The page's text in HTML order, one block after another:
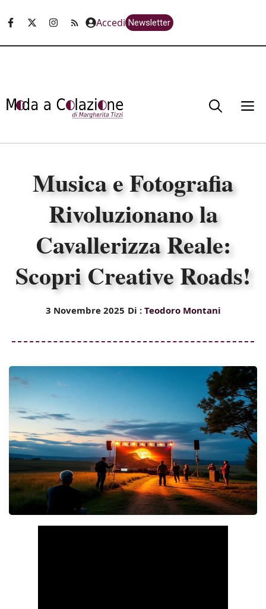
Accedi Newsletter
Musica e Fotografia
Rivoluzionano la
Cavallerizza Reale:
Scopri Creative Roads!
3 Novembre 2025 Di : Teodoro Montani